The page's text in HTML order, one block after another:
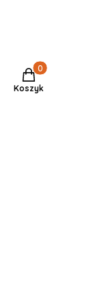
Produkty w
Koszyk